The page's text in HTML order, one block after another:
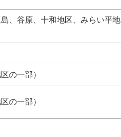
、谷原、十和地区、みらい平地
の一部）
の一部）